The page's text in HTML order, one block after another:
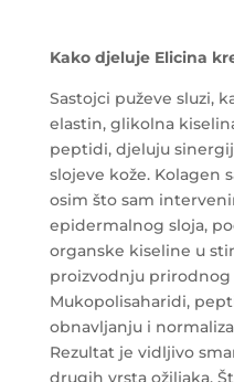
Kako djeluje Elicina
Sastojci puževe sluzi,
elastin, glikolna
peptidi, djeluju
slojeve kože. Kolagen
osim što sam
epidermalnog sloja,
organske kiseline u
proizvodnju prirodnog
Mukopolisaharidi,
obnavljanju i
Rezultat je vidljivo
drugih vrsta ožiljaka.